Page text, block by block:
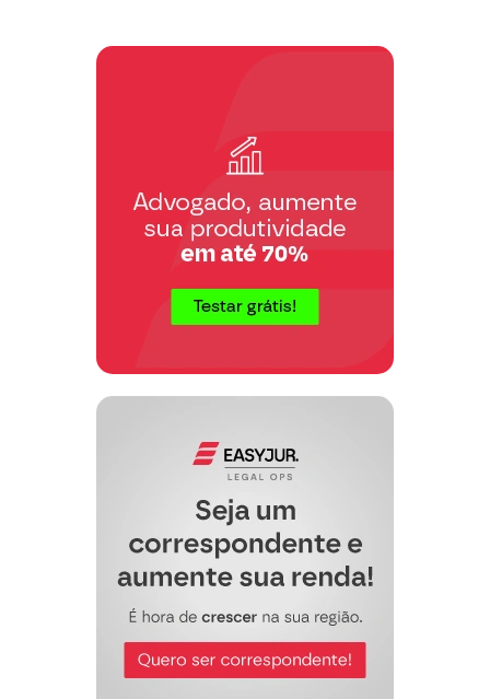
Requer, que, após a oitiva do Ilustre
quantum
título de prestação alimentícia, no valor
de …… (quantidade) salário mínimo
vigente, a ser depositado em conta
bancária em nome da genitora do(s)
menore(s).
…………….(valor por extenso) para os
devidos efeitos legais.
Pede Deferimento.
………………………………
Advogado (nome)….
OAB/…… no …………………